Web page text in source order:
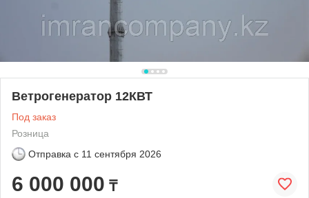
Ветрогенератор 12КВТ
Под заказ
Розница
Отправка с 11 сентября 2026
6 000 000 ₸